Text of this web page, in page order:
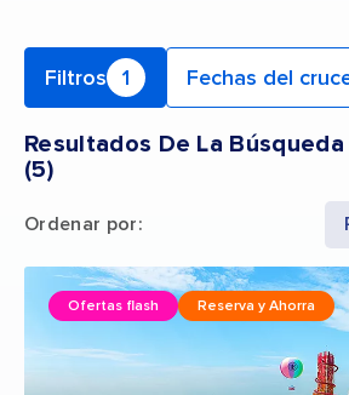
Filtros 1 Fechas del
Resultados De La
(5)
Ordenar por:
Ofertas flash Reserva y Ahorra